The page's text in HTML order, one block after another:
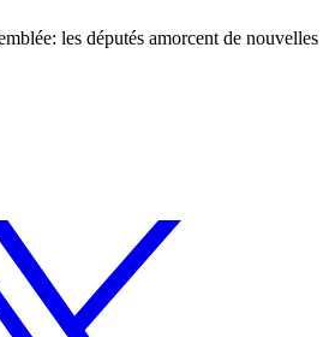
les députés amorcent de nouvelles